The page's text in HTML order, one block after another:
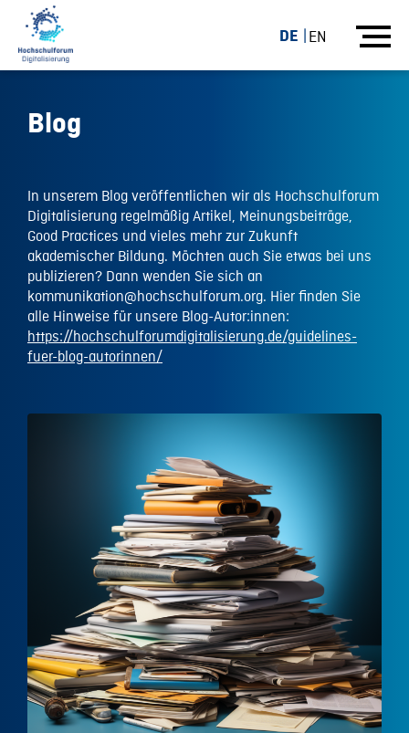
DE EN
Blog
In unserem Blog veröffentlichen wir als Hochschulforum
Digitalisierung regelmäßig Artikel, Meinungsbeiträge,
Good Practices und vieles mehr zur Zukunft
akademischer Bildung. Möchten auch Sie etwas bei uns
publizieren? Dann wenden Sie sich an
kommunikation@hochschulforum.org. Hier finden Sie
alle Hinweise für unsere Blog-Autor:innen:
https://hochschulforumdigitalisierung.de/guidelines-
fuer-blog-autorinnen/